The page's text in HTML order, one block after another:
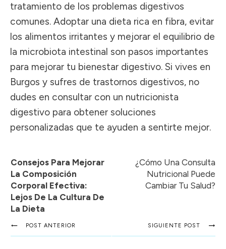
tratamiento de los problemas digestivos
comunes. Adoptar una dieta rica en fibra, evitar
los alimentos irritantes y mejorar el equilibrio de
la microbiota intestinal son pasos importantes
para mejorar tu bienestar digestivo. Si vives en
Burgos y sufres de trastornos digestivos, no
dudes en consultar con un nutricionista
digestivo para obtener soluciones
personalizadas que te ayuden a sentirte mejor.
Consejos Para Mejorar
La Composición
Corporal Efectiva:
Lejos De La Cultura De
La Dieta
¿Cómo Una Consulta
Nutricional Puede
Cambiar Tu Salud?
POST ANTERIOR SIGUIENTE POST